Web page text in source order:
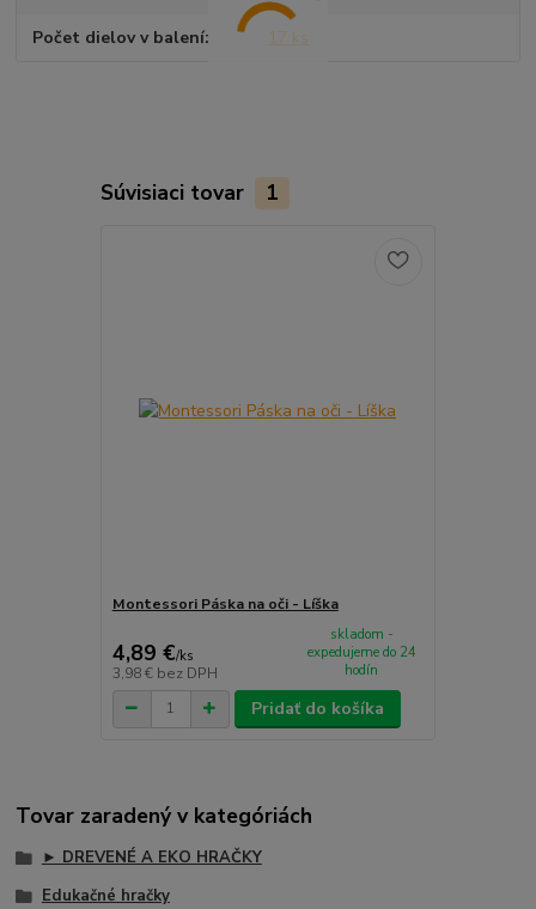
Počet dielov v balení 17 ks
Súvisiaci tovar 1
Montessori Páska na oči - Líška
4,89 €/ks
3,98 € bez DPH
skladom -
expedujeme do 24
hodín
Pridať do košíka
Tovar zaradený v kategóriách
► DREVENÉ A EKO HRAČKY
Edukačné hračky